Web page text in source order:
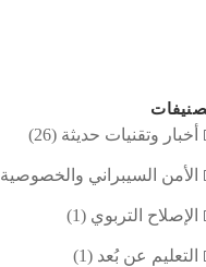
أخبار وتقنيات حديثة
الأمن السيبراني والخصوصية
الإصلاح التربوي
التعليم عن بُعد